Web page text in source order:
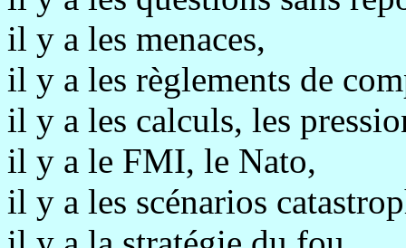
il y a les menaces,
il y a les règlements de
il y a les calculs, les
il y a le FMI, le Nato,
il y a les scénarios